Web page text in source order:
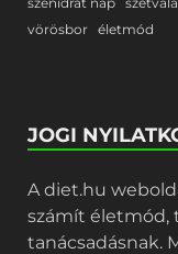
vörösbor életmód
JOGI
A diet.hu
számít életmód,
tanácsadásnak.